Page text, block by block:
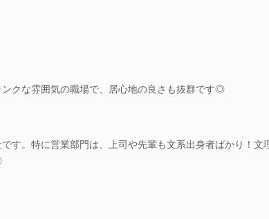
クな雰囲気の職場で、居心地の良さも抜群です◎
す。特に営業部門は、上司や先輩も文系出身者ばかり！文